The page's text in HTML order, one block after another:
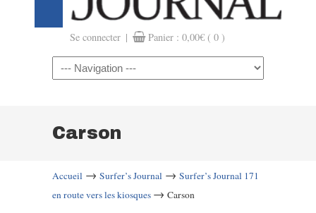
Se connecter | Panier : 0,00€ ( 0 )
Navigation
Carson
Accueil → Surfer’s Journal → Surfer’s Journal 171
en route vers les kiosques → Carson